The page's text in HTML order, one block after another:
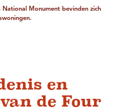
National Monument bevinden zich
en
de Four